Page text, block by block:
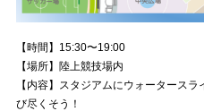
【時間】15:30〜19:00
【場所】陸上競技場内
【内容】スタジアムにウォータース
び尽くそう！